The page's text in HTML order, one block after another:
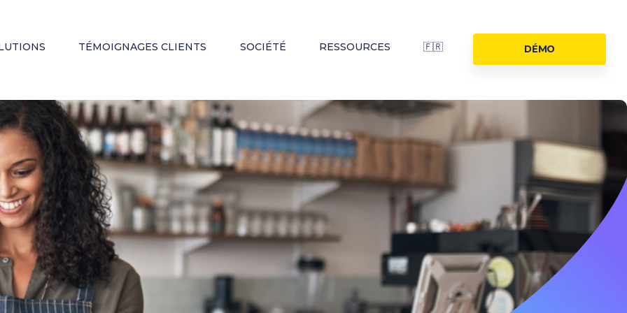
TÉMOIGNAGES CLIENTS SOCIÉTÉ RESSOURCES 🇫🇷 DÉMO